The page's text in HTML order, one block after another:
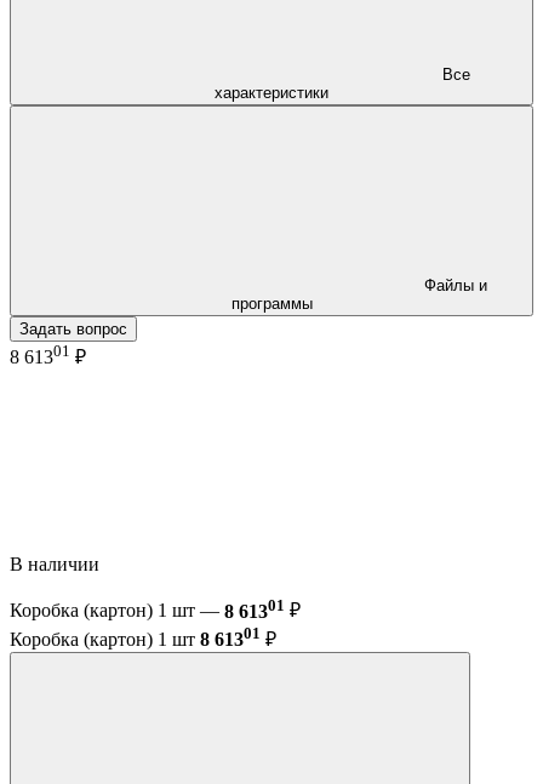
характеристики
программы
Задать вопрос
8 61301 ₽
В наличии
Коробка (картон) 1 шт — 8 61301 ₽
Коробка (картон) 1 шт 8 61301 ₽